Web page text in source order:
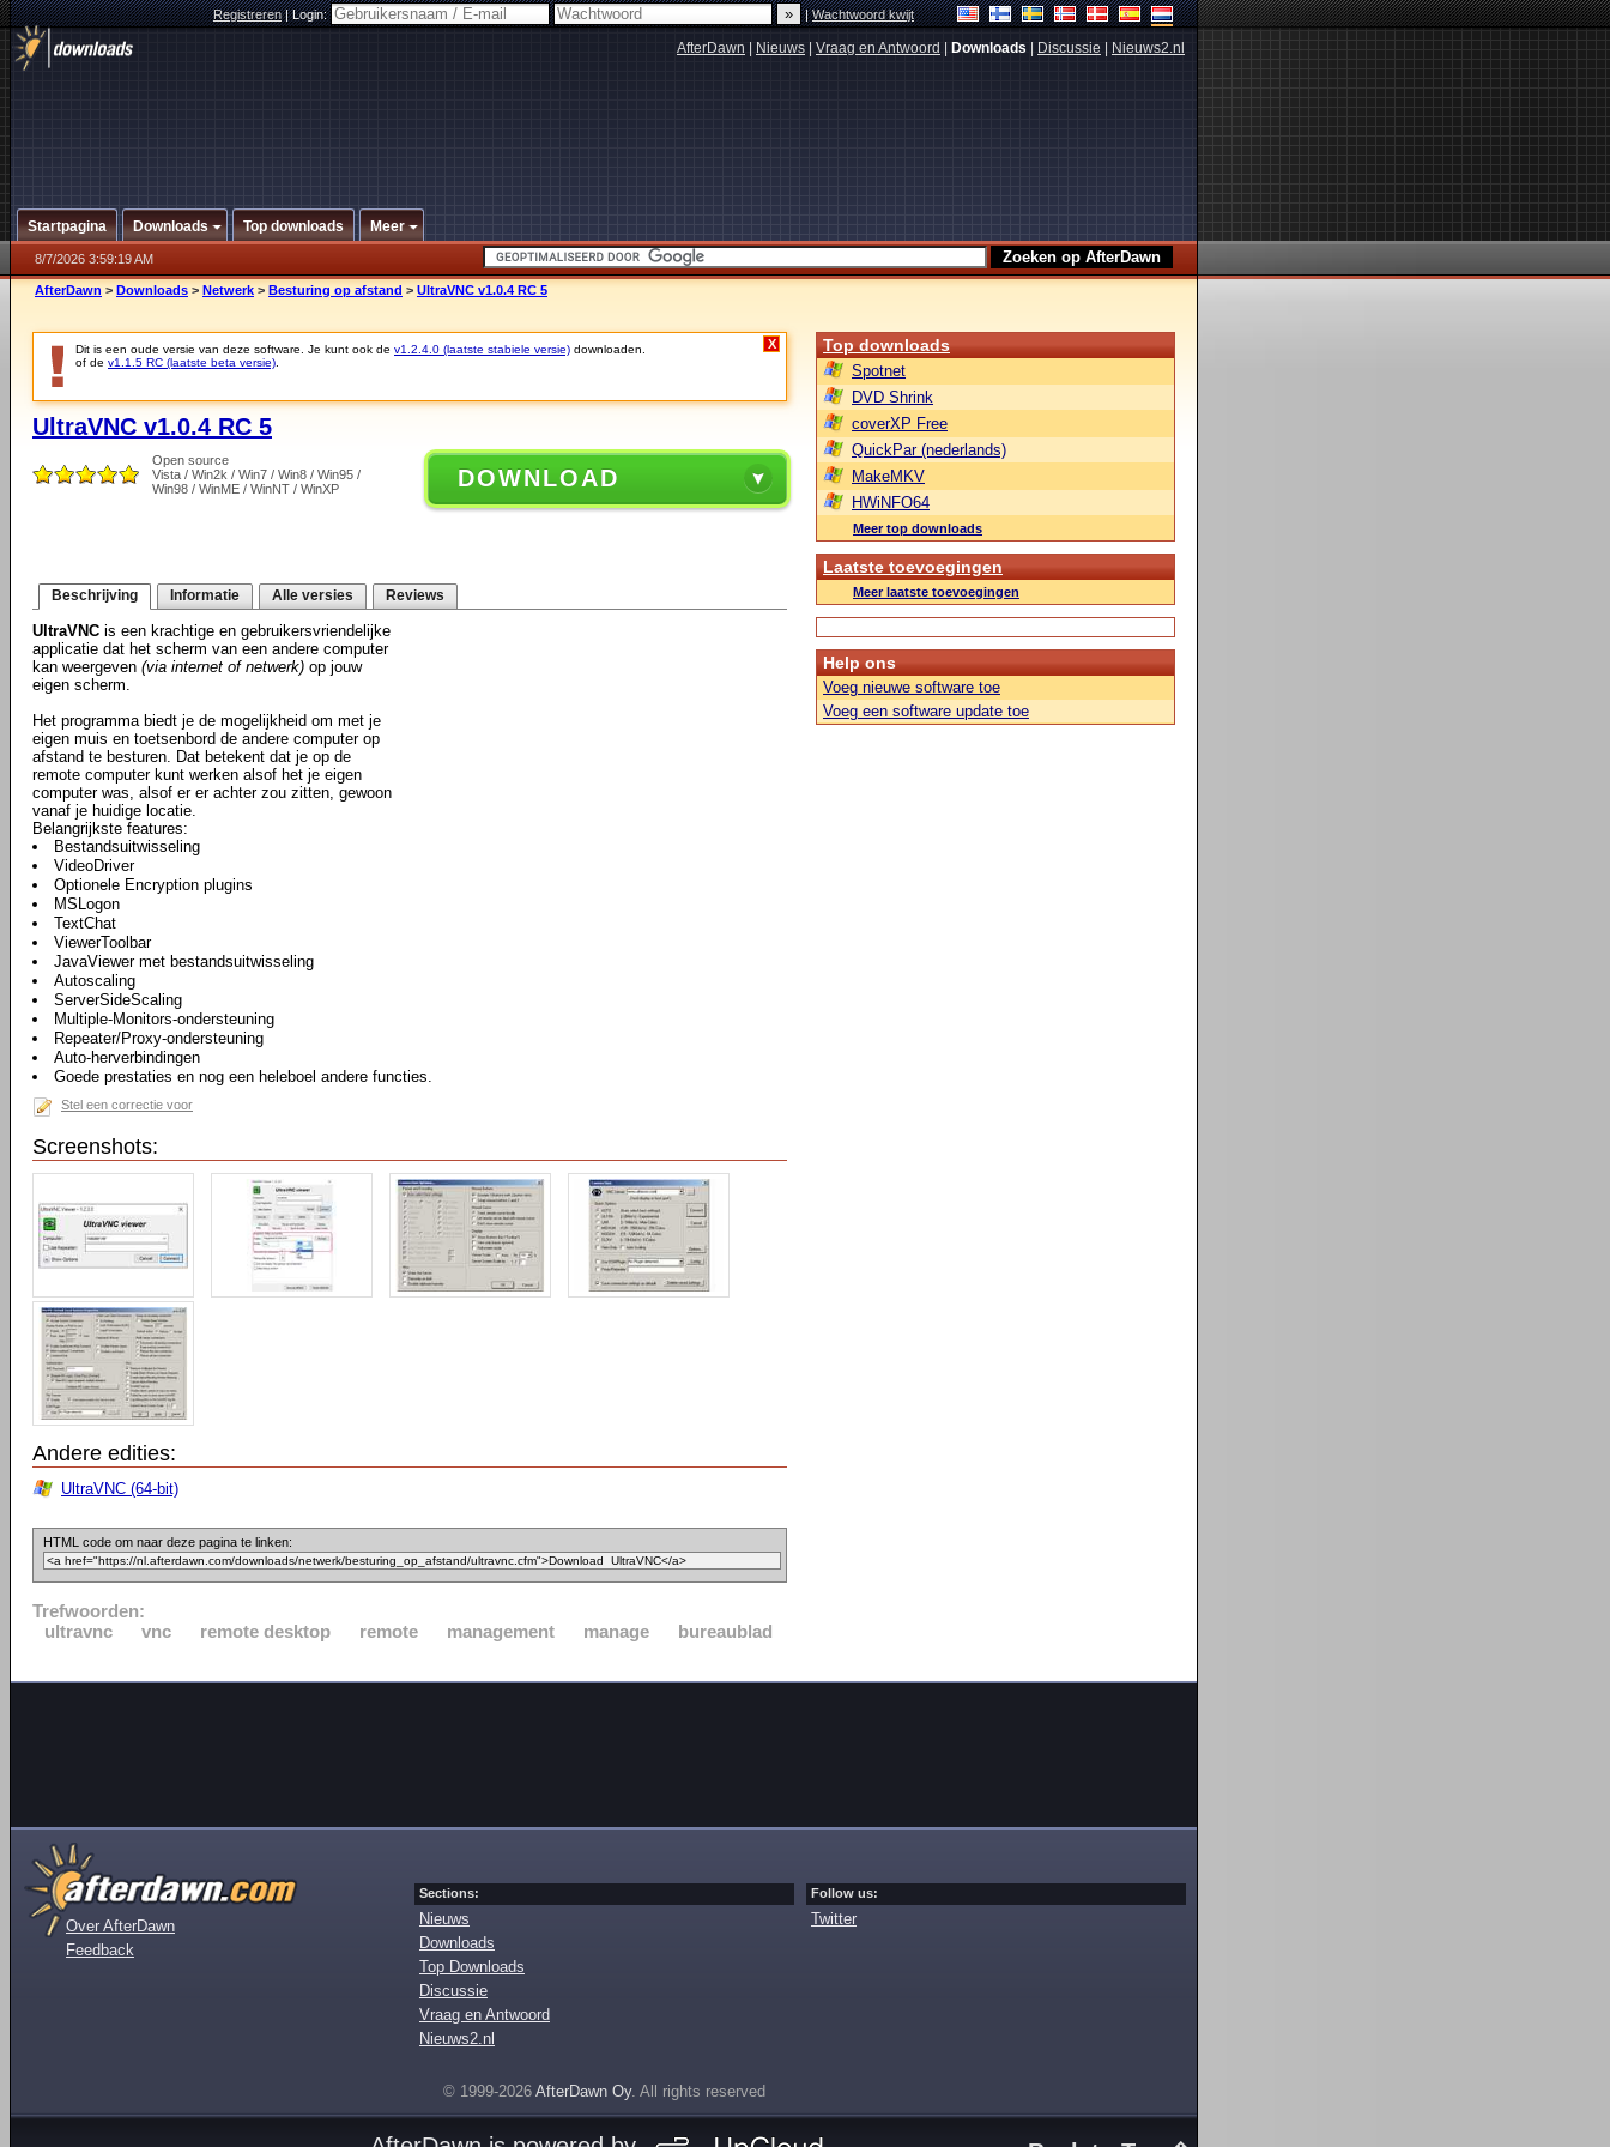
Registreren|Login: |Wachtwoord kwijt
AfterDawn Nieuws Vraag en Antwoord Downloads Discussie Nieuws2.nl
Startpagina Downloads Top downloads Meer
8/7/2026 3:59:19 AM
AfterDawn > Downloads > Netwerk > Besturing op afstand > UltraVNC v1.0.4 RC 5
Dit is een oude versie van deze software. Je kunt ook de v1.2.4.0 (laatste stabiele versie) downloaden.
of de v1.1.5 RC (laatste beta versie)
X
UltraVNC v1.0.4 RC 5
Open source
Vista / Win2k / Win7 / Win8 / Win95 /
Win98 / WinME / WinNT / WinXP
DOWNLOAD
Beschrijving Informatie Alle versies Reviews
UltraVNC is een krachtige en gebruikersvriendelijke
applicatie dat het scherm van een andere computer
kan weergeven (via internet of netwerk) op jouw
eigen scherm.
Het programma biedt je de mogelijkheid om met je
eigen muis en toetsenbord de andere computer op
afstand te besturen. Dat betekent dat je op de
remote computer kunt werken alsof het je eigen
computer was, alsof er er achter zou zitten, gewoon
vanaf je huidige locatie.
Belangrijkste features:
Bestandsuitwisseling
VideoDriver
Optionele Encryption plugins
MSLogon
TextChat
ViewerToolbar
JavaViewer met bestandsuitwisseling
Autoscaling
ServerSideScaling
Multiple-Monitors-ondersteuning
Repeater/Proxy-ondersteuning
Auto-herverbindingen
Goede prestaties en nog een heleboel andere functies.
Stel een correctie voor
Screenshots:
Andere edities:
UltraVNC (64-bit)
HTML code om naar deze pagina te linken:
Trefwoorden:
ultravnc
vnc remote desktop remote management manage bureaublad
Top downloads
Spotnet
DVD Shrink
coverXP Free
QuickPar (nederlands)
MakeMKV
HWiNFO64
Meer top downloads
Laatste toevoegingen
Meer laatste toevoegingen
Help ons
Voeg nieuwe software toe
Voeg een software update toe
Over AfterDawn
Feedback
Sections:
Nieuws
Downloads
Top Downloads
Discussie
Vraag en Antwoord
Nieuws2.nl
Follow us:
Twitter
© 1999-2026 AfterDawn Oy. All rights reserved